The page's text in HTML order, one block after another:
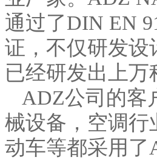
通过了DIN EN
证，不仅研发设
已经研发出上万
ADZ公司的客
械设备，空调行
动车等都采用了